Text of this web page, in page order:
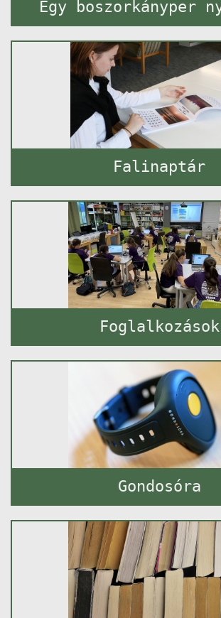
Egy boszorkányper
Falinaptár
Foglalkozások
Gondosóra